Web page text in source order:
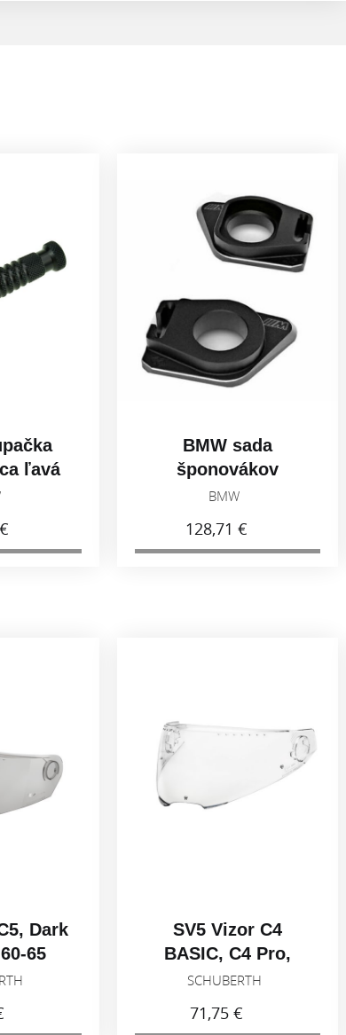
BMW sada
šponovákov
BMW
bočného
SV5 Vizor C4
BASIC, C4 Pro,
Light smoke 50%,
SV6